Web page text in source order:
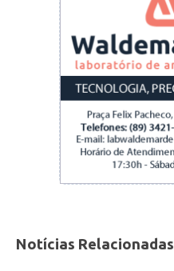
Notícias Relacionadas